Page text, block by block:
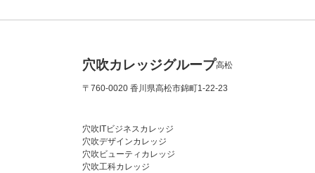
穴吹カレッジグループ高松
〒760-0020 香川県高松市錦町1-22-23
穴吹ITビジネスカレッジ
穴吹デザインカレッジ
穴吹ビューティカレッジ
穴吹工科カレッジ